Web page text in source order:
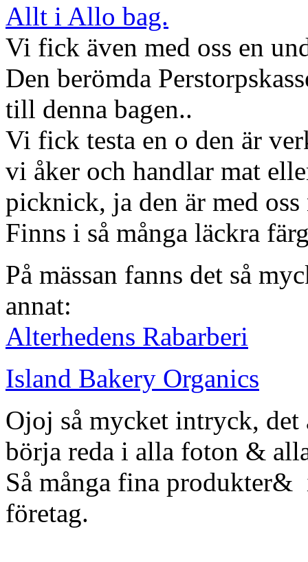
Allt i Allo bag.
Vi fick även med oss en
Den berömda
till denna bagen..
Vi fick testa en o den är
vi åker och handlar mat
picknick, ja den är med oss
Finns i så många läckra
På mässan fanns det så
annat:
Alterhedens Rabarberi
Island Bakery Organics
Ojoj så mycket intryck, det
börja reda i alla foton &
Så många fina produkter&
företag.